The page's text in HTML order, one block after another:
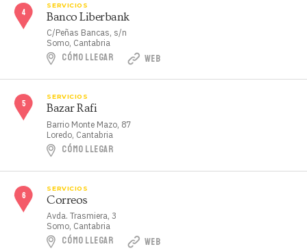
SERVICIOS
Banco Liberbank
C/Peñas Bancas, s/n
Somo, Cantabria
CÓMO LLEGAR WEB
SERVICIOS
Bazar Rafi
Barrio Monte Mazo, 87
Loredo, Cantabria
CÓMO LLEGAR
SERVICIOS
Correos
Avda. Trasmiera, 3
Somo, Cantabria
CÓMO LLEGAR WEB